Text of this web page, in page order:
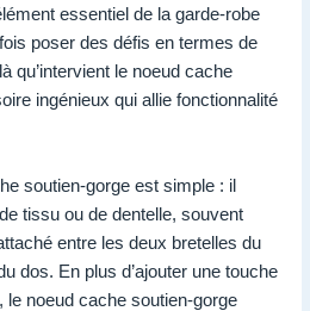
essentiel de la garde-robe
poser des défis en termes de
qu’intervient le noeud cache
ingénieux qui allie fonctionnalité
soutien-gorge est simple : il
tissu ou de dentelle, souvent
entre les deux bretelles du
dos. En plus d’ajouter une touche
le noeud cache soutien-gorge